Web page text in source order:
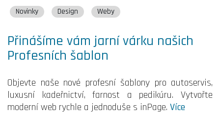
Novinky Design Weby
Přinášíme vám jarní várku našich
Profesních šablon
Objevte naše nové profesní šablony pro autoservis,
luxusní kadeřnictví, farnost a pedikúru. Vytvořte
moderní web rychle a jednoduše s inPage. Více